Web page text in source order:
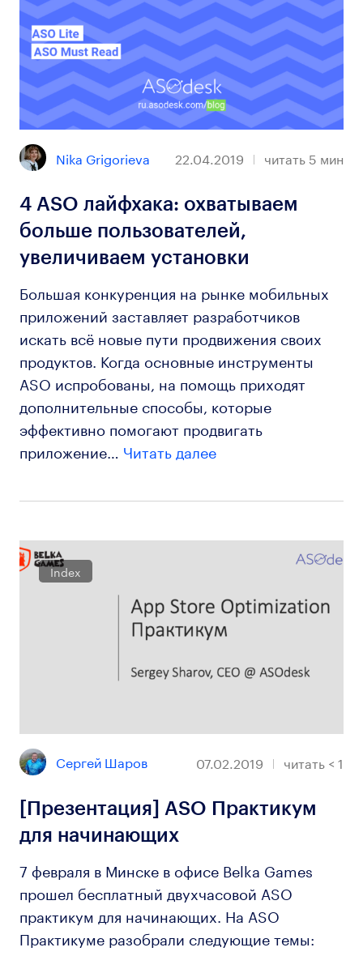
Nika Grigorieva 22.04.2019 читать 5 мин
4 ASO лайфхака: охватываем
больше пользователей,
увеличиваем установки
Большая конкуренция на рынке мобильных
приложений заставляет разработчиков
искать всё новые пути продвижения своих
продуктов. Когда основные инструменты
ASO испробованы, на помощь приходят
дополнительные способы, которые
эффективно помогают продвигать
приложение… Читать далее
Index
Сергей Шаров 07.02.2019 читать < 1
[Презентация] ASO Практикум
для начинающих
7 февраля в Минске в офисе Belka Games
прошел бесплатный двухчасовой ASO
практикум для начинающих. На ASO
Практикуме разобрали следующие темы: